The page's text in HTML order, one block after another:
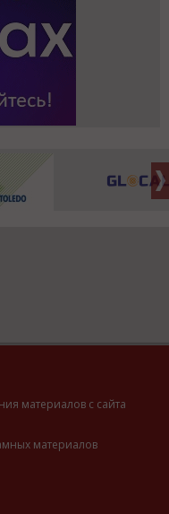
материалов с сайта
материалов